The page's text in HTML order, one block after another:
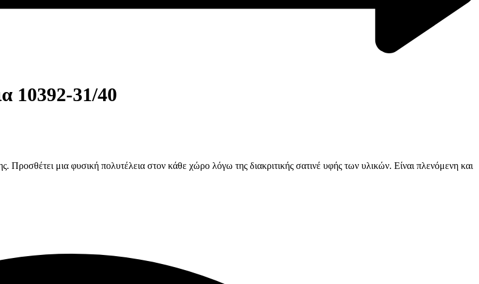
10392-31/40
μια φυσική πολυτέλεια στον κάθε χώρο λόγω της διακριτικής σατινέ υφής των υλικών. Είναι πλενόμενη και